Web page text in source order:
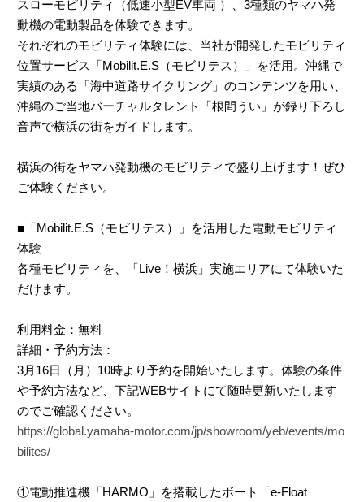
スローモビリティ（低速小型EV車両 ）、3種類のヤマハ発
動機の電動製品を体験できます。
それぞれのモビリティ体験には、当社が開発したモビリティ
位置サービス「Mobilit.E.S（モビリテス）」を活用。沖縄で
実績のある「海中道路サイクリング」のコンテンツを用い、
沖縄のご当地バーチャルタレント「根間うい」が録り下ろし
音声で横浜の街をガイドします。
横浜の街をヤマハ発動機のモビリティで盛り上げます！ぜひ
ご体験ください。
■「Mobilit.E.S（モビリテス）」を活用した電動モビリティ
体験
各種モビリティを、「Live！横浜」実施エリアにて体験いた
だけます。
利用料金：無料
詳細・予約方法：
3月16日（月）10時より予約を開始いたします。体験の条件
や予約方法など、下記WEBサイトにて随時更新いたします
のでご確認ください。
https://global.yamaha-motor.com/jp/showroom/yeb/events/mo
bilites/
①電動推進機「HARMO」を搭載したボート「e-Float